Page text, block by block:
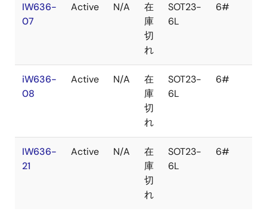
IW636-
07
Active N/A
在
庫
切
れ
SOT23-
6L
6#
iW636-
08
Active N/A
在
庫
切
れ
SOT23-
6L
6#
IW636-
21
Active N/A
在
庫
切
れ
SOT23-
6L
6#